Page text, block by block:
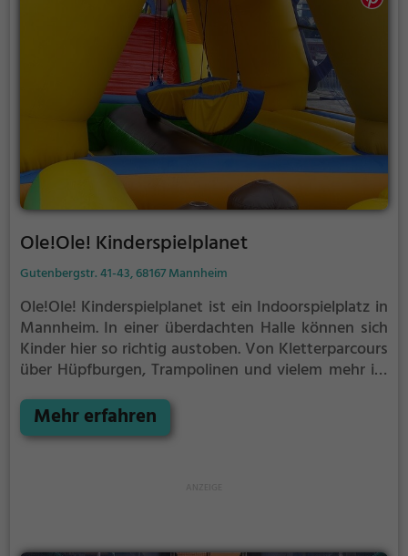
Ole!Ole! Kinderspielplanet
Gutenbergstr. 41-43, 68167 Mannheim
Ole!Ole! Kinderspielplanet ist ein Indoorspielplatz in
Mannheim. In einer überdachten Halle können sich
Kinder hier so richtig austoben. Von Kletterparcours
über Hüpfburgen, Trampolinen und vielem mehr ist
Mehr erfahren